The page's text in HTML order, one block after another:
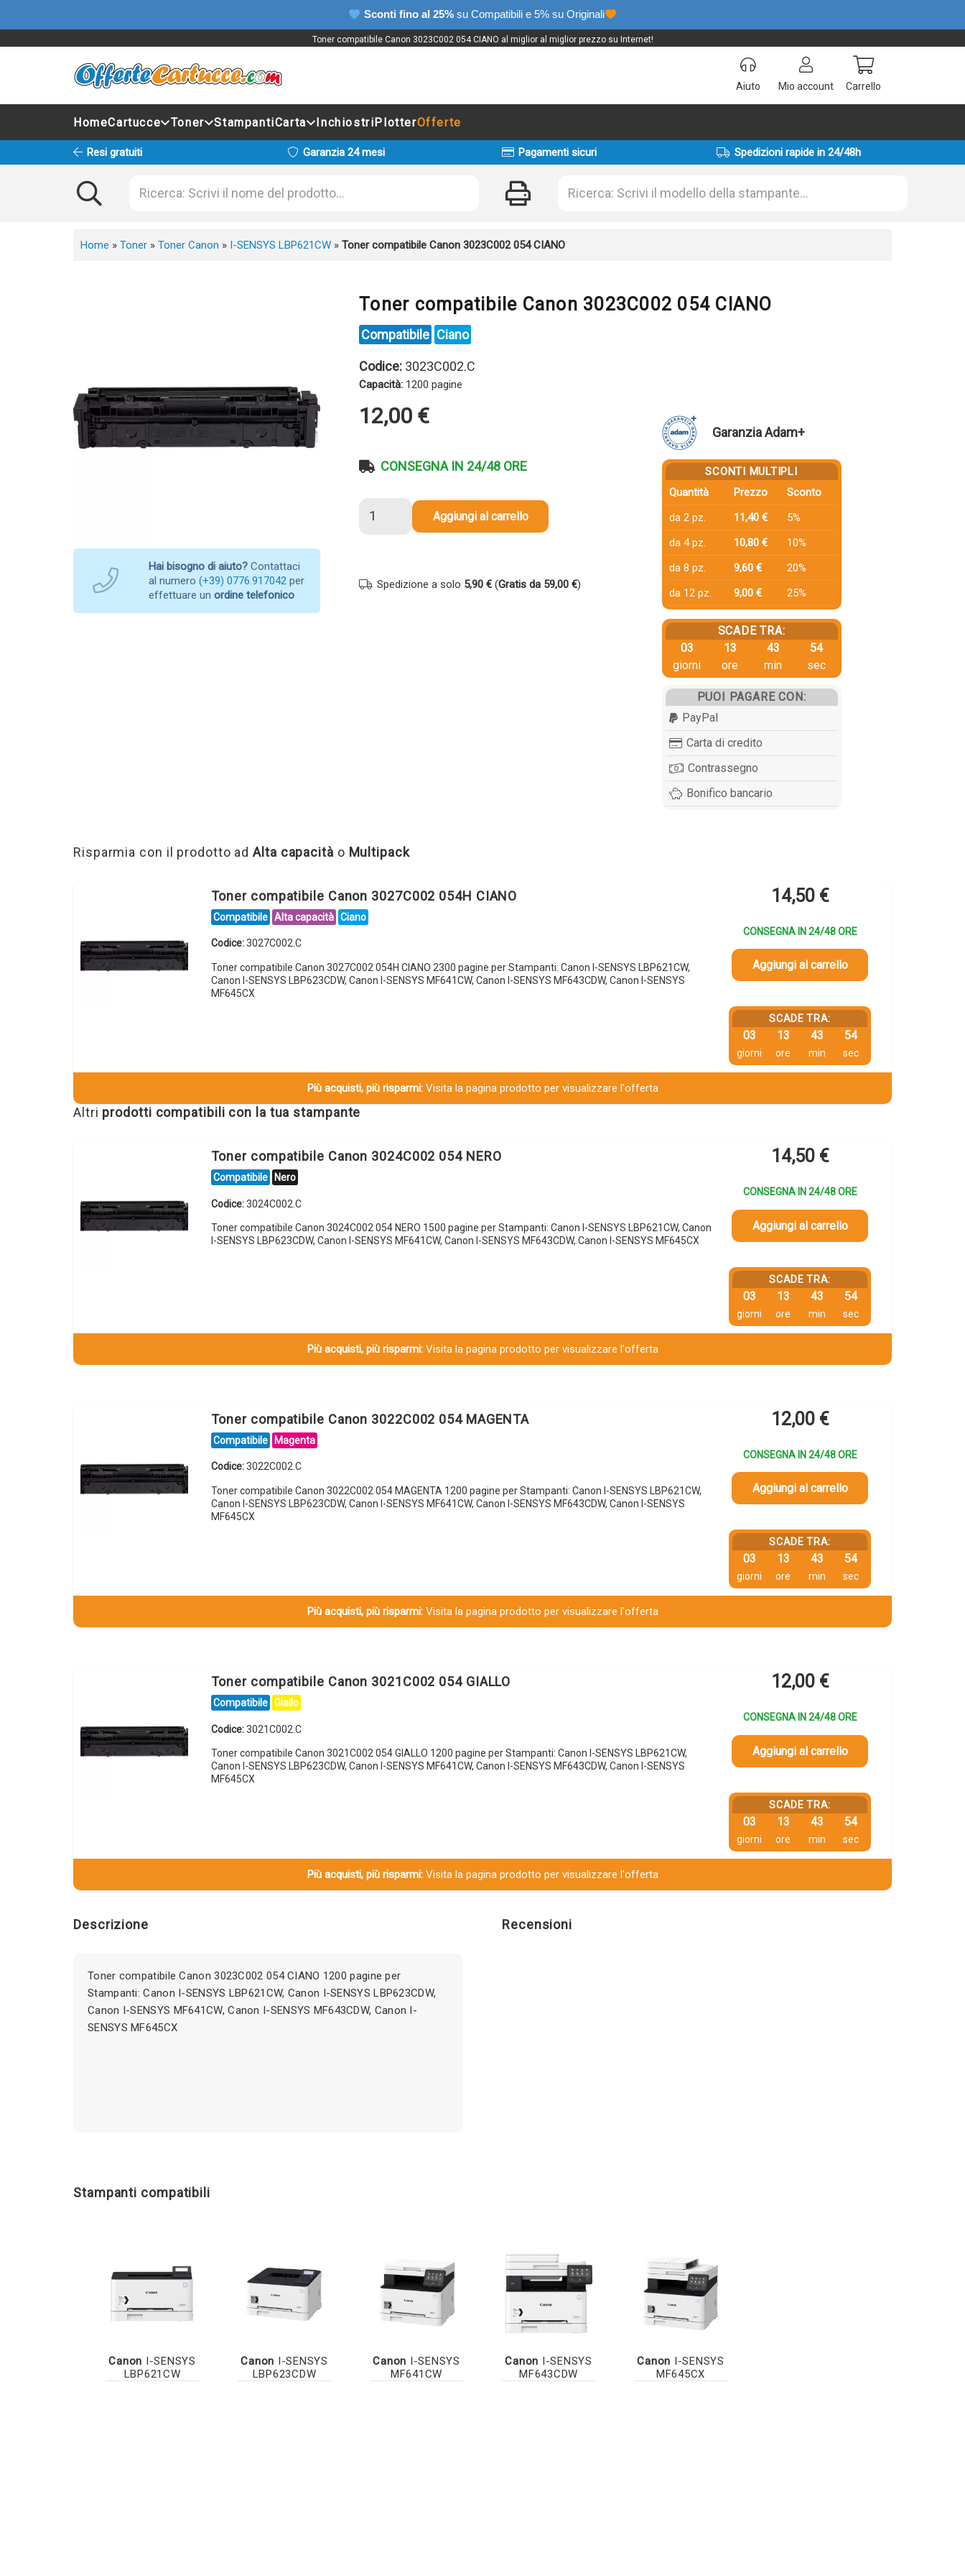
Sconti fino al 25% su Compatibili e 5% su Originali
Toner compatibile Canon 3023C002 054 CIANO al miglior al miglior prezzo su Internet!
Aiuto Mio account Carrello
HomeCartucce Toner StampantiCarta InchiostriPlotterOfferte
Resi gratuiti Garanzia 24 mesi Pagamenti sicuri Spedizioni rapide in 24/48h
Home » Toner » Toner Canon » I-SENSYS LBP621CW » Toner compatibile Canon 3023C002 054 CIANO
Hai bisogno di aiuto? Contattaci
al numero (+39) 0776.917042 per
effettuare un ordine telefonico
Toner compatibile Canon 3023C002 054 CIANO
Compatibile Ciano
Codice: 3023C002.C
Capacità: 1200 pagine
12,00 €
CONSEGNA IN 24/48 ORE
compatibile
CIANO
Aggiungi al carrello
Spedizione a solo 5,90 € (Gratis da 59,00 €)
Garanzia Adam+
SCONTI MULTIPLI
Quantità
Prezzo
Sconto
da 2 pz.
11,40 €
5%
da 4 pz.
10,80 €
10%
da 8 pz.
9,60 €
20%
da 12 pz.
9,00 € 25%
SCADE TRA:
03
giorni
13
ore
43
min
53
sec
PUOI PAGARE CON:
PayPal
Carta di credito
Contrassegno
Bonifico bancario
Risparmia con il prodotto adAlta capacità o Multipack
Toner compatibile Canon 3027C002 054H CIANO
Compatibile Alta capacità Ciano
Codice:3027C002.C
Toner compatibile Canon 3027C002 054H CIANO 2300 pagine per Stampanti: Canon I-SENSYS LBP621CW,
Canon I-SENSYS LBP623CDW, Canon I-SENSYS MF641CW, Canon I-SENSYS MF643CDW, Canon I-SENSYS
MF645CX
14,50 €
CONSEGNA IN 24/48 ORE
Aggiungi al carrello
SCADE TRA:
03
giorni
13
ore
43
min
53
sec
Più acquisti, più risparmi:Visita la pagina prodotto per visualizzare l'offerta
Altri prodotti compatibili con la tua stampante
Toner compatibile Canon 3024C002 054 NERO
Compatibile Nero
Codice:3024C002.C
Toner compatibile Canon 3024C002 054 NERO 1500 pagine per Stampanti: Canon I-SENSYS LBP621CW, Canon
I-SENSYS LBP623CDW, Canon I-SENSYS MF641CW, Canon I-SENSYS MF643CDW, Canon I-SENSYS MF645CX
14,50 €
CONSEGNA IN 24/48 ORE
Aggiungi al carrello
SCADE TRA:
03
giorni
13
ore
43
min
53
sec
Più acquisti, più risparmi:Visita la pagina prodotto per visualizzare l'offerta
Toner compatibile Canon 3022C002 054 MAGENTA
Compatibile Magenta
Codice:3022C002.C
Toner compatibile Canon 3022C002 054 MAGENTA 1200 pagine per Stampanti: Canon I-SENSYS LBP621CW,
Canon I-SENSYS LBP623CDW, Canon I-SENSYS MF641CW, Canon I-SENSYS MF643CDW, Canon I-SENSYS
MF645CX
12,00 €
CONSEGNA IN 24/48 ORE
Aggiungi al carrello
SCADE TRA:
03
giorni
13
ore
43
min
53
sec
Più acquisti, più risparmi:Visita la pagina prodotto per visualizzare l'offerta
Toner compatibile Canon 3021C002 054 GIALLO
Compatibile Giallo
Codice:3021C002.C
Toner compatibile Canon 3021C002 054 GIALLO 1200 pagine per Stampanti: Canon I-SENSYS LBP621CW,
Canon I-SENSYS LBP623CDW, Canon I-SENSYS MF641CW, Canon I-SENSYS MF643CDW, Canon I-SENSYS
MF645CX
12,00 €
CONSEGNA IN 24/48 ORE
Aggiungi al carrello
SCADE TRA:
03
giorni
13
ore
43
min
53
sec
Più acquisti, più risparmi:Visita la pagina prodotto per visualizzare l'offerta
Descrizione
Toner compatibile Canon 3023C002 054 CIANO 1200 pagine per
Stampanti: Canon I-SENSYS LBP621CW, Canon I-SENSYS LBP623CDW,
Canon I-SENSYS MF641CW, Canon I-SENSYS MF643CDW, Canon I-
SENSYS MF645CX
Recensioni
Stampanti compatibili
Canon I-SENSYS
LBP621CW
Canon I-SENSYS
LBP623CDW
Canon I-SENSYS
MF641CW
Canon I-SENSYS
MF643CDW
Canon I-SENSYS
MF645CX